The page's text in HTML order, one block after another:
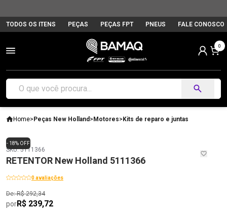
TODOS OS ITENS PEÇAS PEÇAS FPT PNEUS FALE CONOSCO
0
Home>Peças New Holland >Motores>Kits de reparo e juntas
SKU: 5111366
RETENTOR New Holland 5111366
0 avaliações
De: R$ 292,34
porR$ 239,72
- 18% OFF